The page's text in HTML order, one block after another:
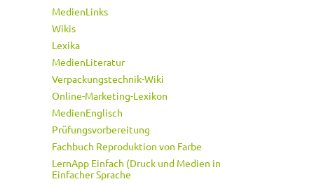
MedienLinks
Wikis
Lexika
MedienLiteratur
Verpackungstechnik-Wiki
Online-Marketing-Lexikon
MedienEnglisch
Prüfungsvorbereitung
Fachbuch Reproduktion von Farbe
LernApp Einfach (Druck und Medien in
Einfacher Sprache